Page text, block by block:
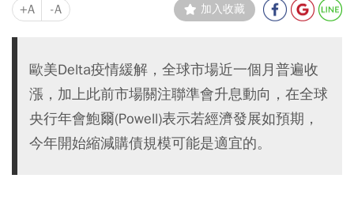
+A -A 加入收藏
歐美Delta疫情緩解，全球市場近一個月普遍收
漲，加上此前市場關注聯準會升息動向，在全球
央行年會鮑爾(Powell)表示若經濟發展如預期，
今年開始縮減購債規模可能是適宜的。